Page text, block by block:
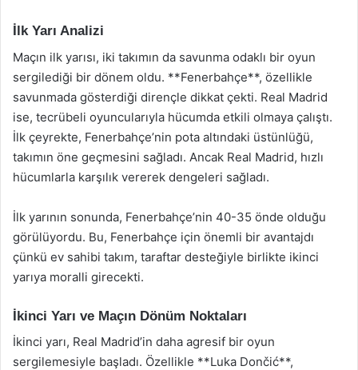
İlk Yarı Analizi
Maçın ilk yarısı, iki takımın da savunma odaklı bir oyun
sergilediği bir dönem oldu. **Fenerbahçe**, özellikle
savunmada gösterdiği dirençle dikkat çekti. Real Madrid
ise, tecrübeli oyuncularıyla hücumda etkili olmaya çalıştı.
İlk çeyrekte, Fenerbahçe’nin pota altındaki üstünlüğü,
takımın öne geçmesini sağladı. Ancak Real Madrid, hızlı
hücumlarla karşılık vererek dengeleri sağladı.
İlk yarının sonunda, Fenerbahçe’nin 40-35 önde olduğu
görülüyordu. Bu, Fenerbahçe için önemli bir avantajdı
çünkü ev sahibi takım, taraftar desteğiyle birlikte ikinci
yarıya moralli girecekti.
İkinci Yarı ve Maçın Dönüm Noktaları
İkinci yarı, Real Madrid’in daha agresif bir oyun
sergilemesiyle başladı. Özellikle **Luka Dončić**,